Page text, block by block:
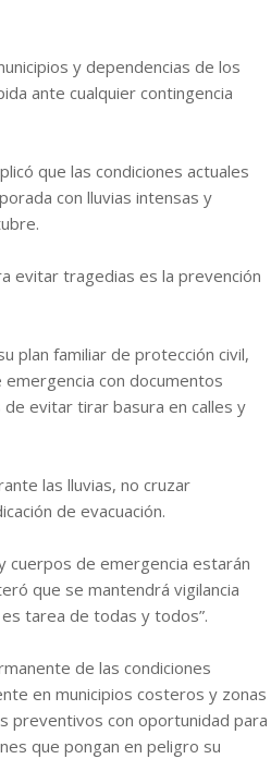
y dependencias de los
ante cualquier contingencia
que las condiciones actuales
con lluvias intensas y
evitar tragedias es la prevención
plan familiar de protección civil,
con documentos
evitar tirar basura en calles y
las lluvias, no cruzar
de evacuación.
cuerpos de emergencia estarán
que se mantendrá vigilancia
tarea de todas y todos”.
de las condiciones
en municipios costeros y zonas
preventivos con oportunidad para
que pongan en peligro su